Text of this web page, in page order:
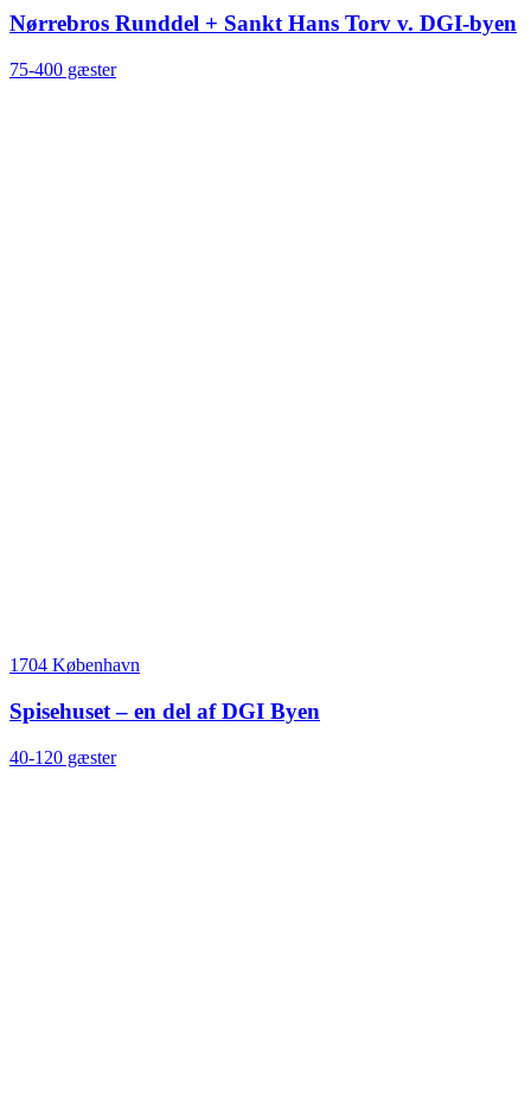
Nørrebros Runddel + Sankt Hans Torv v. DGI-byen
75-400 gæster
1704 København
Spisehuset – en del af DGI Byen
40-120 gæster